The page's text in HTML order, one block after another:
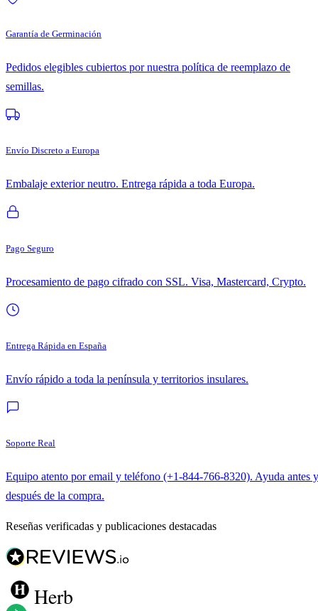
Garantía de Germinación
Pedidos elegibles cubiertos por nuestra política de reemplazo de
semillas.
Envío Discreto a Europa
Embalaje exterior neutro. Entrega rápida a toda Europa.
Pago Seguro
Procesamiento de pago cifrado con SSL. Visa, Mastercard, Crypto.
Entrega Rápida en España
Envío rápido a toda la península y territorios insulares.
Soporte Real
Equipo atento por email y teléfono (+1-844-766-8320). Ayuda antes y
después de la compra.
Reseñas verificadas y publicaciones destacadas
Herb